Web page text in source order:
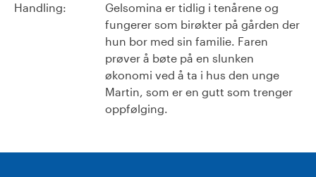
Handling:
Gelsomina er tidlig i tenårene og
fungerer som birøkter på gården der
hun bor med sin familie. Faren
prøver å bøte på en slunken
økonomi ved å ta i hus den unge
Martin, som er en gutt som trenger
oppfølging.